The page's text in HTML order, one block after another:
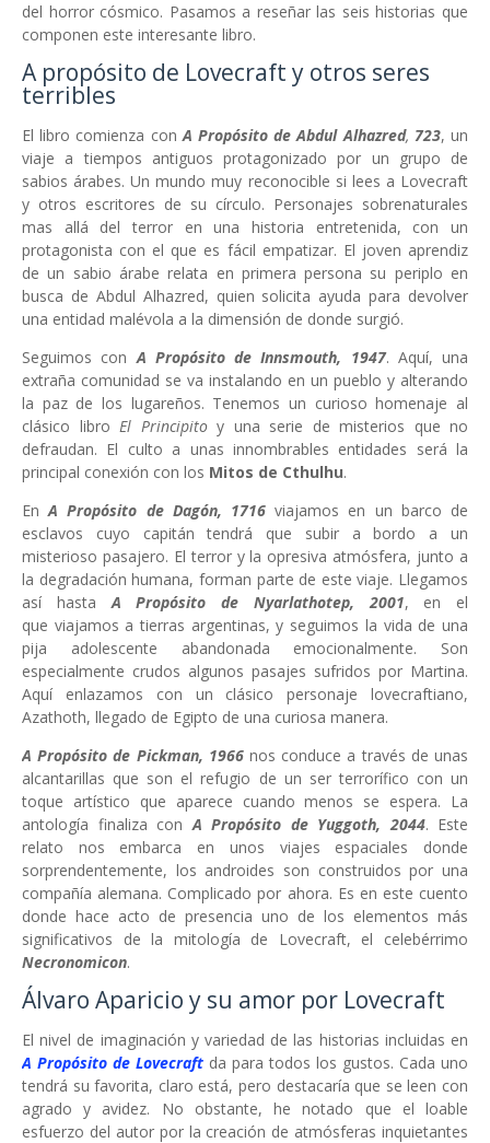
del horror cósmico. Pasamos a reseñar las seis historias que
componen este interesante libro.
A propósito de Lovecraft y otros seres
terribles
El libro comienza conA Propósito de Abdul Alhazred, 723, un
viaje a tiempos antiguos protagonizado por un grupo de
sabios árabes. Un mundo muy reconocible si lees a Lovecraft
y otros escritores de su círculo. Personajes sobrenaturales
mas allá del terror en una historia entretenida, con un
protagonista con el que es fácil empatizar. El joven aprendiz
de un sabio árabe relata en primera persona su periplo en
busca de Abdul Alhazred, quien solicita ayuda para devolver
una entidad malévola a la dimensión de donde surgió.
Seguimos conA Propósito de Innsmouth, 1947. Aquí, una
extraña comunidad se va instalando en un pueblo y alterando
la paz de los lugareños. Tenemos un curioso homenaje al
clásico libro El Principito y una serie de misterios que no
defraudan. El culto a unas innombrables entidades será la
principal conexión con los Mitos de Cthulhu.
EnA Propósito de Dagón, 1716 viajamos en un barco de
esclavos cuyo capitán tendrá que subir a bordo a un
misterioso pasajero. El terror y la opresiva atmósfera, junto a
la degradación humana, forman parte de este viaje. Llegamos
así hastaA Propósito de Nyarlathotep, 2001, en el
que viajamos a tierras argentinas, y seguimos la vida de una
pija adolescente abandonada emocionalmente. Son
especialmente crudos algunos pasajes sufridos por Martina.
Aquí enlazamos con un clásico personaje lovecraftiano,
Azathoth, llegado de Egipto de una curiosa manera.
A Propósito de Pickman, 1966nos conduce a través de unas
alcantarillas que son el refugio de un ser terrorífico con un
toque artístico que aparece cuando menos se espera. La
antología finaliza conA Propósito de Yuggoth, 2044. Este
relato
nos embarca en unos viajes espaciales donde
sorprendentemente, los androides son construidos por una
compañía alemana. Complicado por ahora. Es en este cuento
donde hace acto de presencia uno de los elementos más
significativos de la mitología de Lovecraft, el celebérrimo
Necronomicon.
Álvaro Aparicio y su amor por Lovecraft
El nivel de imaginación y variedad de las historias incluidas en
A Propósito de Lovecraft da para todos los gustos. Cada uno
tendrá su favorita, claro está, pero destacaría que se leen con
agrado y avidez. No obstante, he notado que el loable
esfuerzo del autor por la creación de atmósferas inquietantes